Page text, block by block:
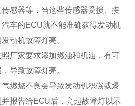
感器等，当这些传感器受损、接
车的ECU就不能准确获得发动机
动机故障灯亮。
厂家要求添加燃油和机油，有可
导致故障灯亮。
燃烧不良会导致发动机积碳或爆
报告给ECU后，亮起故障灯以示